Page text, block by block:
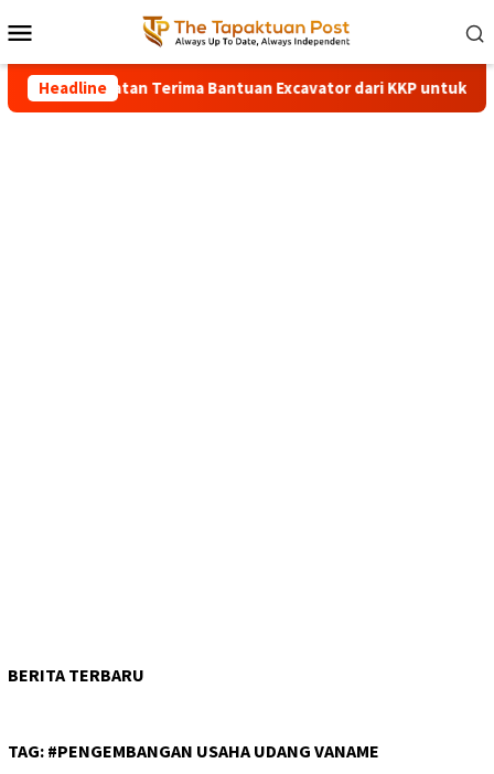
ke
kontenMobile
Headline
Aceh Selatan Terima Bantuan Excavator dari KKP untuk
BERITA TERBARU
TAG: #PENGEMBANGAN USAHA UDANG VANAME